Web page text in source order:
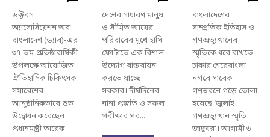
ডক্টরস
অ্যাসোসিয়েশন অব
বাংলাদেশ (ড্যাব)-এর
৩৭ তম প্রতিষ্ঠাবার্ষিকী
উপলক্ষে আয়োজিত
ঐতিহাসিক চিকিৎসক
সমাবেশের
আনুষ্ঠানিকভাবে শুভ
উদ্বোধন করেছেন
প্রধানমন্ত্রী তারেক
দেশের সাধারণ মানুষ
ও সীমিত আয়ের
পরিবারের মুখে হাসি
ফোটাতে এক বিশাল
উদ্যোগ বাস্তবায়ন
করতে যাচ্ছে
সরকার। দীর্ঘদিনের
নানা প্রস্তুতি ও সফল
পরীক্ষার পর...
বাংলাদেশের
সাম্প্রতিক ইতিহাস ও
গণঅভ্যুত্থানের
স্মৃতিকে ধরে রাখতে
ঢাকার শেরেবাংলা
নগরে সাবেক
গণভবনে গড়ে তোলা
হয়েছে ‘জুলাই
গণঅভ্যুত্থান স্মৃতি
জাদুঘর’। আগামী ৬